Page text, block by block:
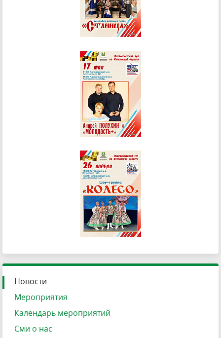
Новости
Мероприятия
Календарь мероприятий
Сми о нас